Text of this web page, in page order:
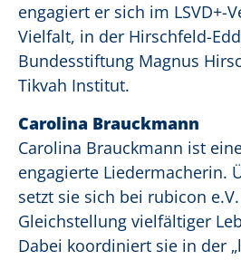
engagiert er sich im LSVD+-
Vielfalt, in der Hirschfeld-
Bundesstiftung Magnus
Tikvah Institut.
Carolina Brauckmann
Carolina Brauckmann ist
engagierte Liedermacherin.
setzt sie sich bei rubicon
Gleichstellung vielfältiger
Dabei koordiniert sie in der